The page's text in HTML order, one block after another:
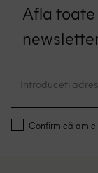
Afla
Confirm că am